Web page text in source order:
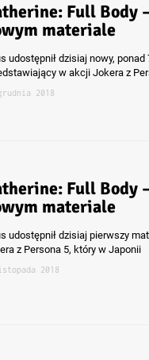
Full Body
materiale
udostępnił dzisiaj nowy,
w akcji Jokera z
2018
Full Body
materiale
udostępnił dzisiaj pierwszy
z Persona 5, który w Japonii
2018